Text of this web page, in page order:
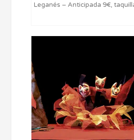
Leganés – Anticipada 9€,